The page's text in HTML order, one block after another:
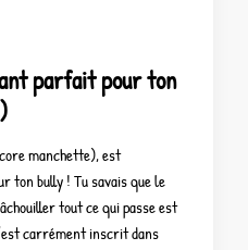
parfait pour ton
manchette), est
ton bully ! Tu savais que le
tout ce qui passe est
carrément inscrit dans